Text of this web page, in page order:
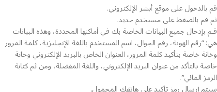
قم بالدخول على موقع أبشر الإلكتروني.
ثم قم بالضغط على مستخدم جديد.
قـم بإدخال جميع البيانات الخاصة بك في أماكنها المحددة، وهذه البيانات
هي: “رقم الهوية، رقم الجوال، اسم المستخدم باللغة الإنجليزية، كلمة المرور
وخانة خاصة بتأكيد كلمة المرور، العنوان الخاص بالبريد الإلكتروني وخانة
خاصة بالتأكد من عنوان البريد الإلكتروني، واللغة المفضلة، ومن ثم كتابة
الرمز المائي”.